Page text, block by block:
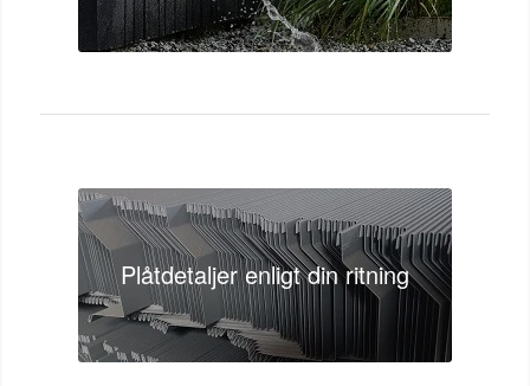
Plåtdetaljer enligt din ritning